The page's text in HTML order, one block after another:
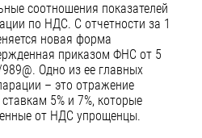
соотношения показателей
по НДС. С отчетности за 1
новая форма
приказом ФНС от 5
Одно из ее главных
– это отражение
5% и 7%, которые
от НДС упрощенцы.